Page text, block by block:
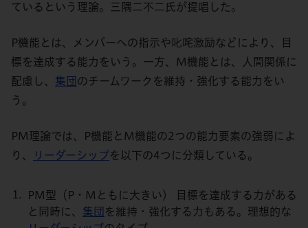
ているという理論。三隅二不二氏が提唱した。
P機能とは、メンバーへの指示や叱咤激励などにより、目
標を達成する能力をいう。一方、M機能とは、人間関係に
配慮し、 集団 のチームワークを維持・強化する能力をい
う。
PM理論では、P機能とM機能の2つの能力要素の強弱によ
り、
リーダー シップを以下の4つに分類している。
PM型（P・Mともに大きい） 目標を達成する力がある
と同時に、 集団 を維持・強化する力もある。理想的な